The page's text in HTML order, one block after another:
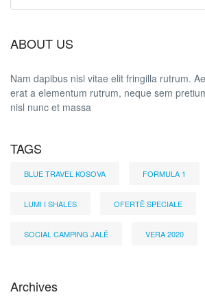
ABOUT US
Nam dapibus nisl vitae elit fringilla rutrum.
erat a elementum rutrum, neque sem
nisl nunc et massa
TAGS
BLUE TRAVEL KOSOVA FORMULA 1
LUMI I SHALES OFERTË SPECIALE
SOCIAL CAMPING JALË VERA 2020
Archives